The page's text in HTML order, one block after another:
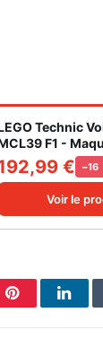
Technic
F1 -
- Set de
Collector -
Cadeau
€ −16
Voir le
Pinterest